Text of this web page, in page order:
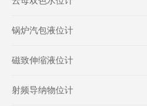
锅炉汽包液位计
磁致伸缩液位计
射频导纳物位计